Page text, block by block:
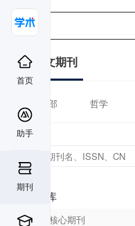
首页
助手
期刊
中文期刊
全部 哲学
数据库
北大核心期刊